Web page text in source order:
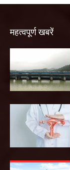
महत्वपूर्ण खबरें